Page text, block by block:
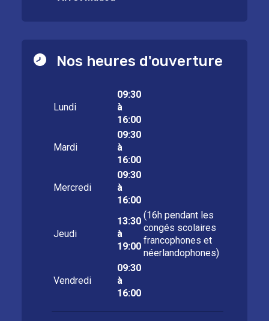
Nos heures d'ouverture
Lundi
09:30
à
16:00
Mardi
09:30
à
16:00
Mercredi
09:30
à
16:00
Jeudi
13:30
à
19:00
(16h pendant les
congés scolaires
francophones et
néerlandophones)
Vendredi
09:30
à
16:00